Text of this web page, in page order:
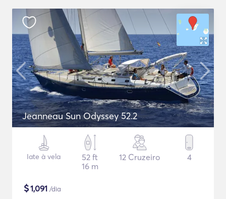
Jeanneau Sun Odyssey 52.2
Iate à vela
52 ft
16 m
12 Cruzeiro 4
$1,091 /dia